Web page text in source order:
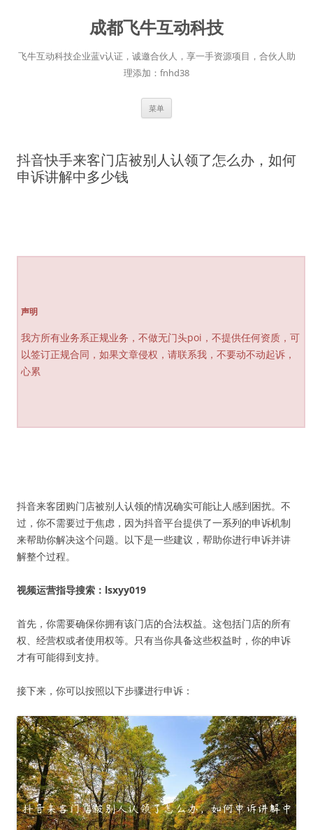
成都飞牛互动科技
飞牛互动科技企业蓝v认证，诚邀合伙人，享一手资源项目，合伙人助
理添加：fnhd38
菜单
抖音快手来客门店被别人认领了怎么办，如何
申诉讲解中多少钱
声明
我方所有业务系正规业务，不做无门头poi，不提供任何资质，可
以签订正规合同，如果文章侵权，请联系我，不要动不动起诉，
心累
抖音来客团购门店被别人认领的情况确实可能让人感到困扰。不
过，你不需要过于焦虑，因为抖音平台提供了一系列的申诉机制
来帮助你解决这个问题。以下是一些建议，帮助你进行申诉并讲
解整个过程。
视频运营指导搜索：lsxyy019
首先，你需要确保你拥有该门店的合法权益。这包括门店的所有
权、经营权或者使用权等。只有当你具备这些权益时，你的申诉
才有可能得到支持。
接下来，你可以按照以下步骤进行申诉：